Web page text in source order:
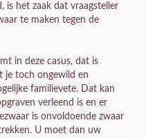
is het zaak dat vraagsteller
te maken tegen de
in deze casus, dat is
je toch ongewild en
familievete. Dat kan
verleend is en er
is onvoldoende zwaar
U moet dan uw